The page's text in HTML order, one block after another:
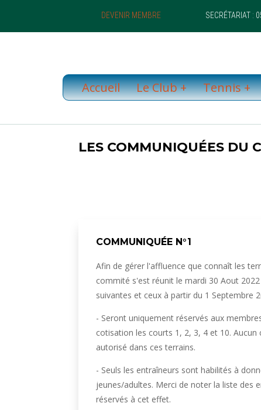
DEVENIR MEMBRE SECRÉTARIAT :
Accueil Le Club Tennis
LES COMMUNIQUÉES DU
COMMUNIQUÉE N°1
Afin de gérer l'affluence que connaît les
commité s'est réunit le mardi 30 Aout
suivantes et ceux à partir du 1 Septembre
- Seront uniquement réservés aux
cotisation les courts 1, 2, 3, 4 et 10.
autorisé dans ces terrains.
- Seuls les entraîneurs sont habilités à
jeunes/adultes. Merci de noter la liste des
réservés à cet effet.